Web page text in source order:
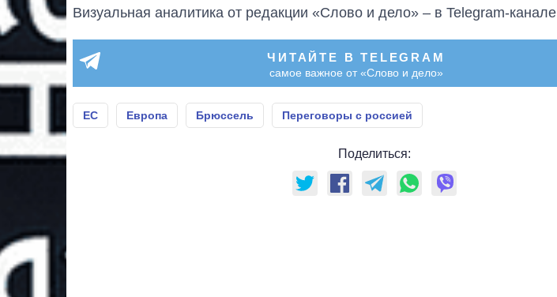
Визуальная аналитика от редакции «Слово и дело» – в Telegram-канале
ЧИТАЙТЕ В TELEGRAM
самое важное от «Слово и дело»
ЕС Европа Брюссель Переговоры с россией
Поделиться: